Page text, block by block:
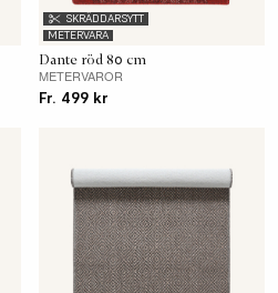
SKRÄDDARSYTT
METERVARA
Dante röd 80 cm
METERVAROR
Fr. 499 kr